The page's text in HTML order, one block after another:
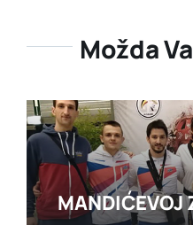
Možda
MANDIĆEVOJ